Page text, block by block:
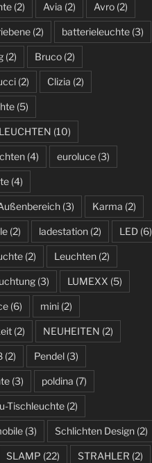
(2) Avia (2) Avro(2)
(2) batterieleuchte(3)
(2) Bruco(2)
(2) Clizia (2)
(5)
(10)
(4) euroluce(3)
(4)
(3) Karma (2)
(2) ladestation(2) LED(6)
(2) Leuchten(2)
(3) LUMEXX (5)
(6) mini(2)
(2) NEUHEITEN (2)
(2) Pendel(3)
(3) poldina (7)
Tischleuchte(2)
(3) Schlichten Design(2)
SLAMP (22) STRAHLER (2)